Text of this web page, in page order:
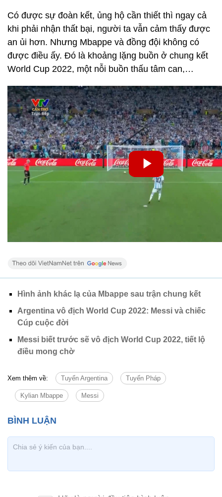
Có được sự đoàn kết, ủng hộ cần thiết thì ngay cả
khi phải nhận thất bại, người ta vẫn cảm thấy được
an ủi hơn. Nhưng Mbappe và đồng đội không có
được điều ấy. Đó là khoảng lặng buồn ở chung kết
World Cup 2022, một nỗi buồn thấu tâm can,…
Hình ảnh khác lạ của Mbappe sau trận chung kết
Argentina vô địch World Cup 2022: Messi và chiếc
Cúp cuộc đời
Messi biết trước sẽ vô địch World Cup 2022, tiết lộ
điều mong chờ
Xem thêm về: Tuyển Argentina Tuyển Pháp
Kylian Mbappe Messi